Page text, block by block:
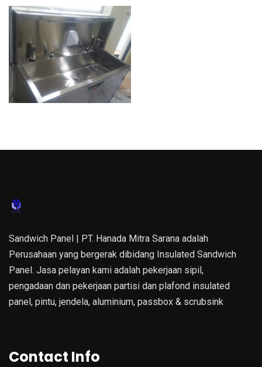
Sandwich Panel | PT. Hanada Mitra Sarana adalah
Perusahaan yang bergerak dibidang Insulated Sandwich
Panel. Jasa pelayan kami adalah pekerjaan sipil,
pengadaan dan pekerjaan partisi dan plafond insulated
panel, pintu, jendela, aluminium, passbox & scrubsink
Contact Info